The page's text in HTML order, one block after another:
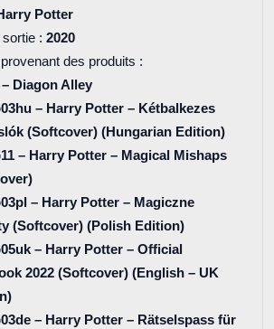
Potter
: 2020
des produits :
– Diagon Alley
– Harry Potter – Kétbalkezes
(Softcover) (Hungarian Edition)
– Harry Potter – Magical Mishaps
– Harry Potter – Magiczne
(Softcover) (Polish Edition)
– Harry Potter – Official
2022 (Softcover) (English – UK
– Harry Potter – Rätselspass für